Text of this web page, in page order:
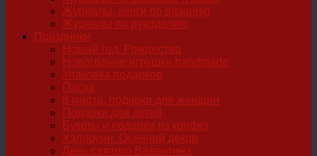
Журналы, книги по вязанию
Журналы по рукоделию
Праздники
Новый год, Рождество
Новогодние игрушки handmade
Упаковка подарков
Пасха
8 марта, подарки для женщин
Подарки для детей
Букеты и подарки из конфет
Хэллоуин. Осенний декор
День святого Валентина